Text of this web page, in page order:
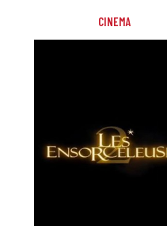
CINEMA